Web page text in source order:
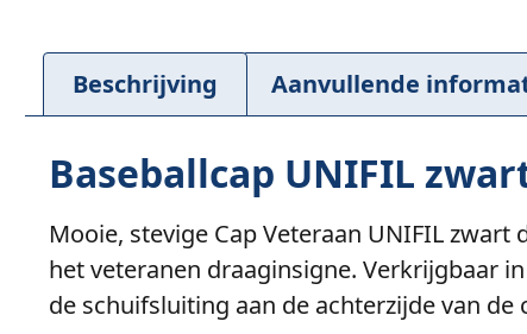
Beschrijving Aanvullende
Baseballcap UNIFIL
Mooie, stevige Cap Veteraan UNIFIL
het veteranen draaginsigne. Verkrijgbaar
de schuifsluiting aan de achterzijde van de